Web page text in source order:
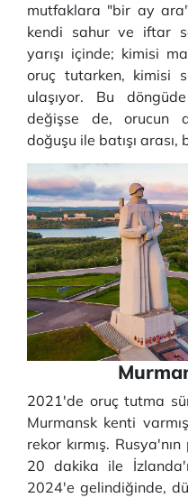
mutfaklara "bir ay
kendi sahur ve iftar
yarışı içinde; kimisi
oruç tutarken, kimisi
ulaşıyor. Bu
değişse de, orucun
doğuşu ile batışı
2021'de oruç tutma
Murmansk kenti
rekor kırmış.
20 dakika ile
2024'e gelindiğinde,